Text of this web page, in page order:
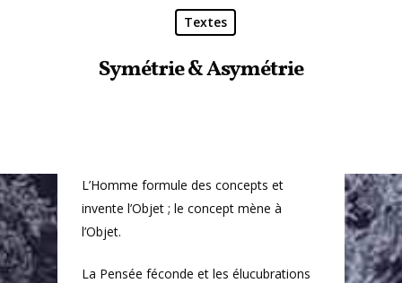
Textes
Symétrie & Asymétrie
L’Homme formule des concepts et
invente l’Objet ; le concept mène à
l’Objet.
La Pensée féconde et les élucubrations